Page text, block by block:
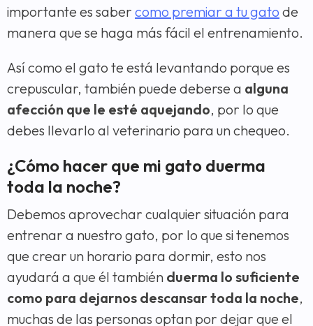
importante es saber como premiar a tu gato de
manera que se haga más fácil el entrenamiento.
Así como el gato te está levantando porque es
crepuscular, también puede deberse a alguna
afección que le esté aquejando, por lo que
debes llevarlo al veterinario para un chequeo.
¿Cómo hacer que mi gato duerma
toda la noche?
Debemos aprovechar cualquier situación para
entrenar a nuestro gato, por lo que si tenemos
que crear un horario para dormir, esto nos
ayudará a que él también duerma lo suficiente
como para dejarnos descansar toda la noche,
muchas de las personas optan por dejar que el